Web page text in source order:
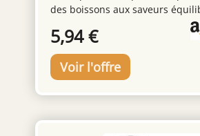
des boissons aux saveurs
à utiliser Pour une mesure
liquides sans risque de verser
d'ingrédients 2 capacités
un seul ustensile : 25/50 ml
doseur ne peut pas être lavé au
vaisselle
5,94 €